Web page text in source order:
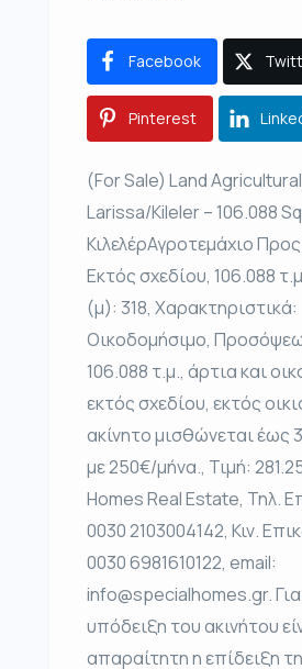
Facebook
Pinterest
(For Sale) Land
Larissa/Kileler – 106.088
ΚιλελέρΑγροτεμάχιο
Εκτός σχεδίου, 106.088
(μ): 318, Χαρακτηριστικά:
Οικοδομήσιμο,
106.088 τ.μ., άρτια και
εκτός σχεδίου, εκτός
ακίνητο μισθώνεται έως
με 250€/μήνα., Τιμή:
Homes Real Estate, Τηλ.
0030 2103004142, Κιν.
0030 6981610122, email:
info@specialhomes.gr.
υπόδειξη του ακινήτου
απαραίτητη η επίδειξη